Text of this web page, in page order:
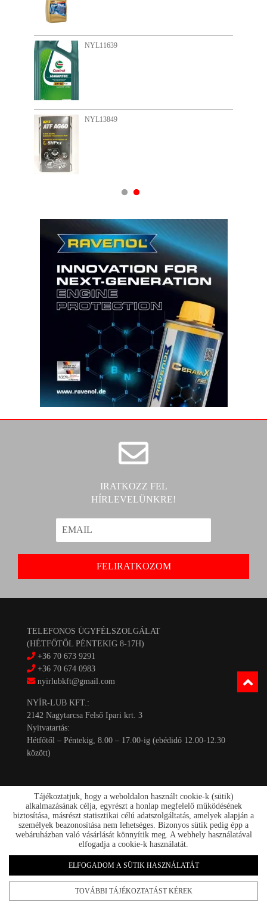
NYL11639
NYL13849
IRATKOZZ FEL
HÍRLEVELÜNKRE!
TELEFONOS ÜGYFÉLSZOLGÁLAT
(HÉTFŐTŐL PÉNTEKIG 8-17H)
+36 70 673 9291
+36 70 674 0983
nyirlubkft@gmail.com
NYÍR-LUB KFT.:
2142 Nagytarcsa Felső Ipari krt. 3
Nyitvatartás:
Hétfőtől – Péntekig, 8.00 – 17.00-ig (ebédidő 12.00-12.30
között)
Kapcsolat
Akciók
Rólunk
nyirlub.hu 2026
Tájékoztatjuk, hogy a weboldalon használt cookie-k (sütik)
alkalmazásának célja, egyrészt a honlap megfelelő működésének
biztosítása, másrészt statisztikai célú adatszolgáltatás, amelyek alapján a
személyek beazonosítása nem lehetséges. Bizonyos sütik pedig épp a
webáruházban való vásárlását könnyítik meg. A webhely használatával
elfogadja a cookie-k használatát.
ELFOGADOM A SÜTIK HASZNÁLATÁT
TOVÁBBI TÁJÉKOZTATÁST KÉREK